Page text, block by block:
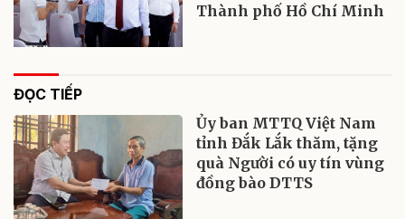
Thành phố Hồ Chí Minh
ĐỌC TIẾP
Ủy ban MTTQ Việt Nam
tỉnh Đắk Lắk thăm, tặng
quà Người có uy tín vùng
đồng bào DTTS